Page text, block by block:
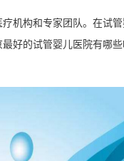
机构和专家团队。在试
好的试管婴儿医院有哪